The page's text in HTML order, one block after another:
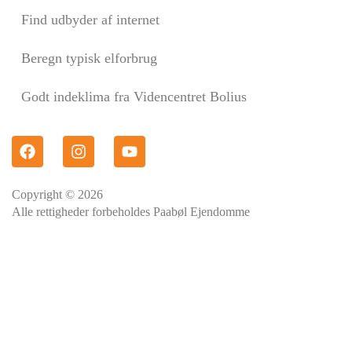
Find udbyder af internet
Beregn typisk elforbrug
Godt indeklima fra Videncentret Bolius
Copyright © 2026
Alle rettigheder forbeholdes Paabøl Ejendomme